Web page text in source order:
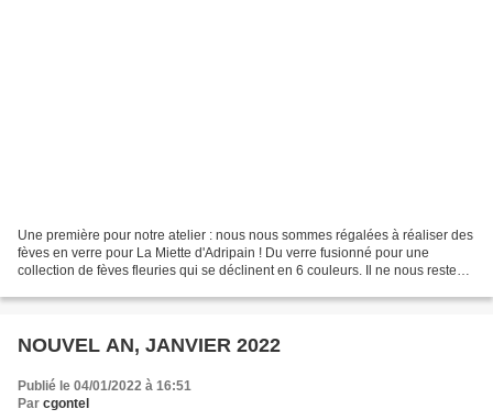
Une première pour notre atelier : nous nous sommes régalées à réaliser des
fèves en verre pour La Miette d'Adripain ! Du verre fusionné pour une
collection de fèves fleuries qui se déclinent en 6 couleurs. Il ne nous reste
NOUVEL AN, JANVIER 2022
Publié le 04/01/2022 à 16:51
Par cgontel